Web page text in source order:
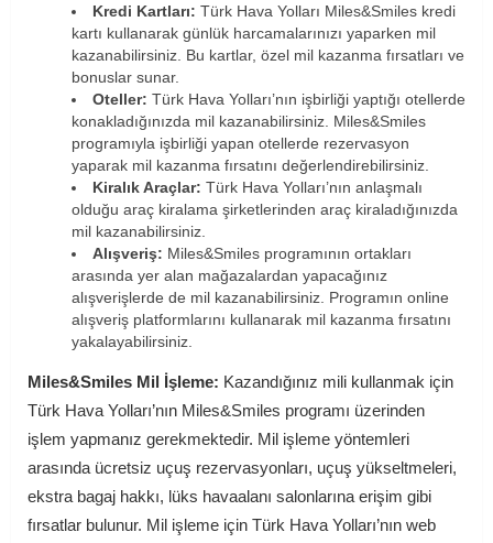
Kredi Kartları: Türk Hava Yolları Miles&Smiles kredi
kartı kullanarak günlük harcamalarınızı yaparken mil
kazanabilirsiniz. Bu kartlar, özel mil kazanma fırsatları ve
bonuslar sunar.
Oteller: Türk Hava Yolları’nın işbirliği yaptığı otellerde
konakladığınızda mil kazanabilirsiniz. Miles&Smiles
programıyla işbirliği yapan otellerde rezervasyon
yaparak mil kazanma fırsatını değerlendirebilirsiniz.
Kiralık Araçlar: Türk Hava Yolları’nın anlaşmalı
olduğu araç kiralama şirketlerinden araç kiraladığınızda
mil kazanabilirsiniz.
Alışveriş: Miles&Smiles programının ortakları
arasında yer alan mağazalardan yapacağınız
alışverişlerde de mil kazanabilirsiniz. Programın online
alışveriş platformlarını kullanarak mil kazanma fırsatını
yakalayabilirsiniz.
Miles&Smiles Mil İşleme: Kazandığınız mili kullanmak için
Türk Hava Yolları’nın Miles&Smiles programı üzerinden
işlem yapmanız gerekmektedir. Mil işleme yöntemleri
arasında ücretsiz uçuş rezervasyonları, uçuş yükseltmeleri,
ekstra bagaj hakkı, lüks havaalanı salonlarına erişim gibi
fırsatlar bulunur. Mil işleme için Türk Hava Yolları’nın web